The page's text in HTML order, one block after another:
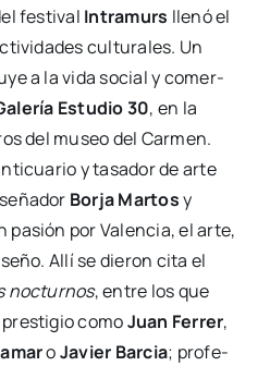
fes­ti­val Intra­murs lle­nó el
cul­tu­ra­les. Un
a la vida social y comer­
Estu­dio 30, en la
del museo del Car­men.
y tasa­dor de arte
Bor­ja Mar­tosy
por Valen­cia, el arte,
Allí se die­ron cita el
noc­tur­nos, entre los que
comoJuan Ferrer,
oJavier Bar­cia; pro­fe­